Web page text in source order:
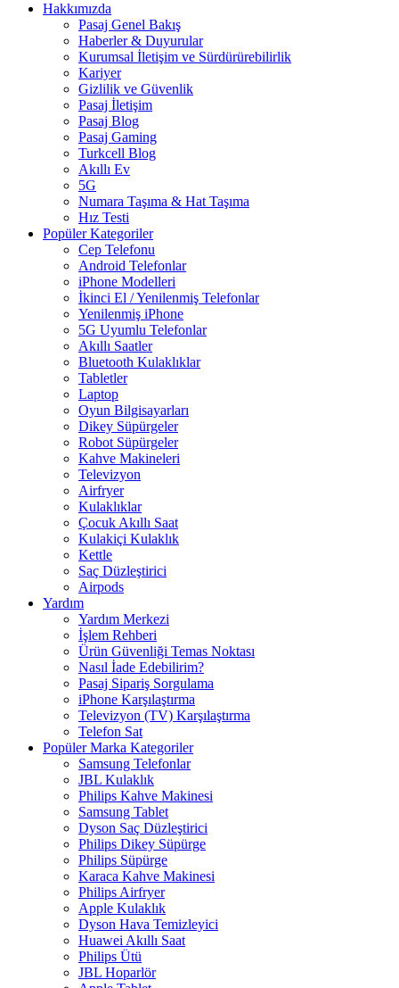
Hakkımızda
Pasaj Genel Bakış
Haberler & Duyurular
Kurumsal İletişim ve Sürdürürebilirlik
Kariyer
Gizlilik ve Güvenlik
Pasaj İletişim
Pasaj Blog
Pasaj Gaming
Turkcell Blog
Akıllı Ev
5G
Numara Taşıma & Hat Taşıma
Hız Testi
Popüler Kategoriler
Cep Telefonu
Android Telefonlar
iPhone Modelleri
İkinci El / Yenilenmiş Telefonlar
Yenilenmiş iPhone
5G Uyumlu Telefonlar
Akıllı Saatler
Bluetooth Kulaklıklar
Tabletler
Laptop
Oyun Bilgisayarları
Dikey Süpürgeler
Robot Süpürgeler
Kahve Makineleri
Televizyon
Airfryer
Kulaklıklar
Çocuk Akıllı Saat
Kulakiçi Kulaklık
Kettle
Saç Düzleştirici
Airpods
Yardım
Yardım Merkezi
İşlem Rehberi
Ürün Güvenliği Temas Noktası
Nasıl İade Edebilirim?
Pasaj Sipariş Sorgulama
iPhone Karşılaştırma
Televizyon (TV) Karşılaştırma
Telefon Sat
Popüler Marka Kategoriler
Samsung Telefonlar
JBL Kulaklık
Philips Kahve Makinesi
Samsung Tablet
Dyson Saç Düzleştirici
Philips Dikey Süpürge
Philips Süpürge
Karaca Kahve Makinesi
Philips Airfryer
Apple Kulaklık
Dyson Hava Temizleyici
Huawei Akıllı Saat
Philips Ütü
JBL Hoparlör